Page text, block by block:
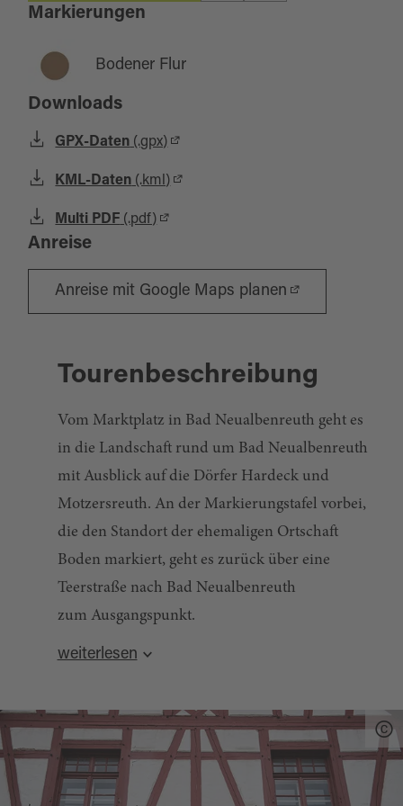
Markierungen
Bodener Flur
Downloads
GPX-Daten (.gpx)
KML-Daten (.kml)
Multi PDF (.pdf)
Anreise
Anreise mit Google Maps planen
Tourenbeschreibung
Vom Marktplatz in Bad Neualbenreuth geht es
in die Landschaft rund um Bad Neualbenreuth
mit Ausblick auf die Dörfer Hardeck und
Motzersreuth. An der Markierungstafel vorbei,
die den Standort der ehemaligen Ortschaft
Boden markiert, geht es zurück über eine
Teerstraße nach Bad Neualbenreuth
zum Ausgangspunkt.
Marktplatz 10
95698 Bad Neualbenreuth
Tel. +49 9638 / 933-250
weiterlesen